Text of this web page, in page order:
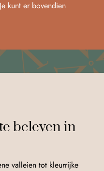
kunt er bovendien
beleven in
valleien tot kleurrijke